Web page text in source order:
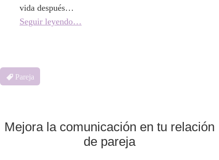
vida después…
Seguir leyendo…
Pareja
Mejora la comunicación en tu relación
de pareja